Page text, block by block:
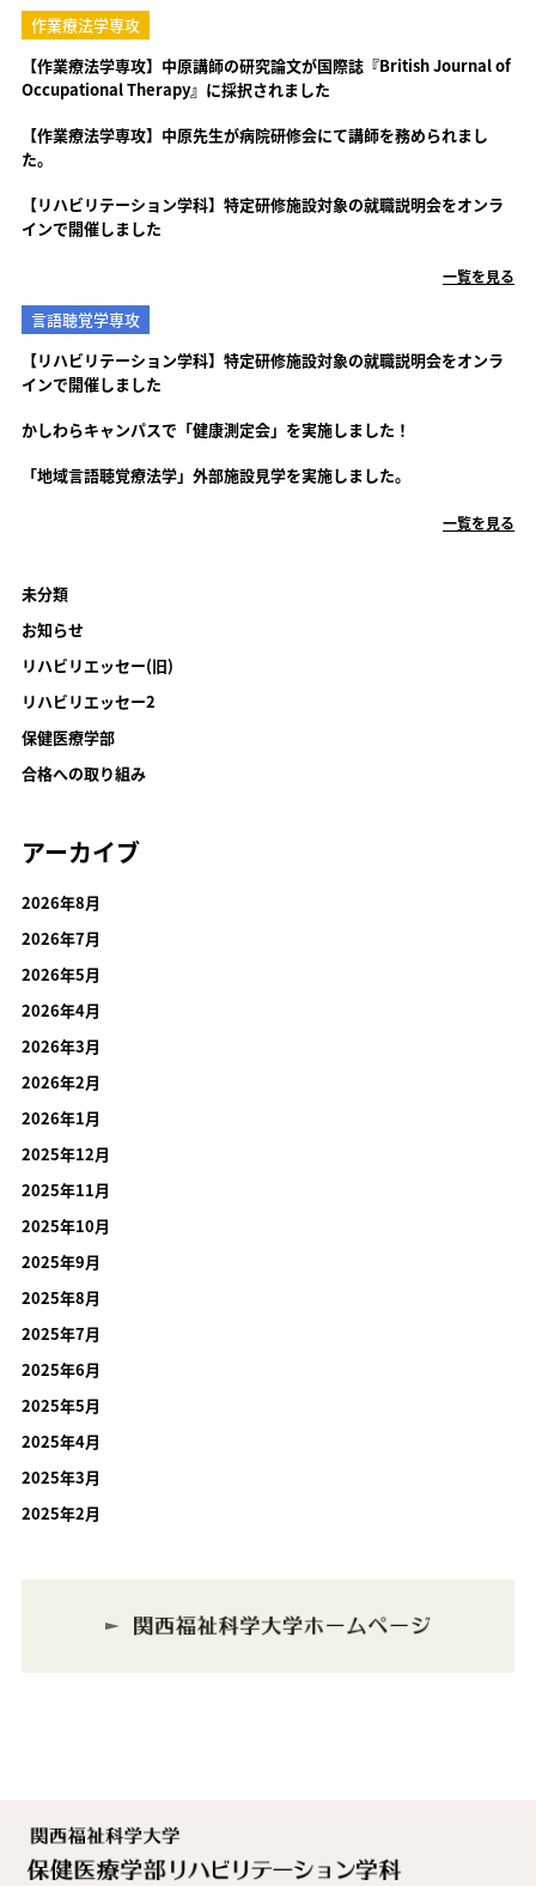
作業療法学専攻
【作業療法学専攻】中原講師の研究論文が国際誌『British Journal of
Occupational Therapy』に採択されました
【作業療法学専攻】中原先生が病院研修会にて講師を務められまし
た。
【リハビリテーション学科】特定研修施設対象の就職説明会をオンラ
インで開催しました
一覧を見る
言語聴覚学専攻
【リハビリテーション学科】特定研修施設対象の就職説明会をオンラ
インで開催しました
かしわらキャンパスで「健康測定会」を実施しました！
「地域言語聴覚療法学」外部施設見学を実施しました。
一覧を見る
未分類
お知らせ
リハビリエッセー(旧)
リハビリエッセー2
保健医療学部
合格への取り組み
アーカイブ
2026年8月
2026年7月
2026年5月
2026年4月
2026年3月
2026年2月
2026年1月
2025年12月
2025年11月
2025年10月
2025年9月
2025年8月
2025年7月
2025年6月
2025年5月
2025年4月
2025年3月
2025年2月